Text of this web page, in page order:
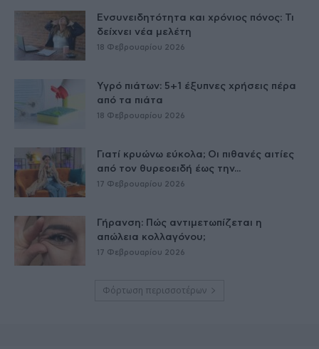
Ενσυνειδητότητα και χρόνιος πόνος: Τι
δείχνει νέα μελέτη
18 Φεβρουαρίου 2026
Υγρό πιάτων: 5+1 έξυπνες χρήσεις πέρα
από τα πιάτα
18 Φεβρουαρίου 2026
Γιατί κρυώνω εύκολα; Οι πιθανές αιτίες
από τον θυρεοειδή έως την...
17 Φεβρουαρίου 2026
Γήρανση: Πώς αντιμετωπίζεται η
απώλεια κολλαγόνου;
17 Φεβρουαρίου 2026
Φόρτωση περισσοτέρων